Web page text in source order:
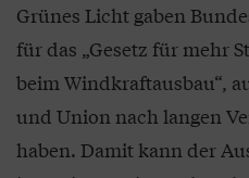
Grünes Licht gaben
für das „Gesetz für mehr
beim Windkraftausbau“,
und Union nach langen
haben. Damit kann der